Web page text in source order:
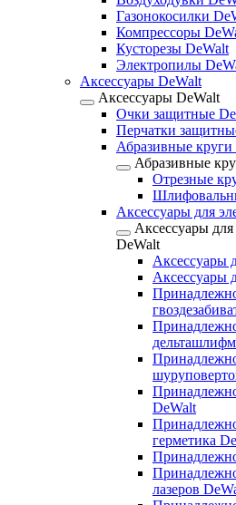
Газонокосилки
Компрессоры
Кусторезы DeWalt
Электропилы
Аксессуары DeWalt
Аксессуары DeWalt
Очки защитные
Перчатки
Абразивные круги
Абразивные
Отрезные
Аксессуары для
Аксессуары
DeWalt
Аксессуары
Аксессуары
DeWalt
герметика
лазеров